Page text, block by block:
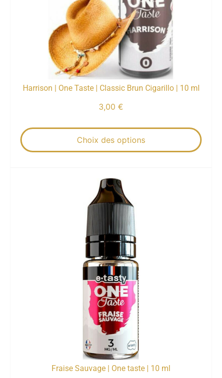
Harrison | One Taste | Classic Brun Cigarillo | 10 ml
3,00 €
Choix des options
Fraise Sauvage | One taste | 10 ml